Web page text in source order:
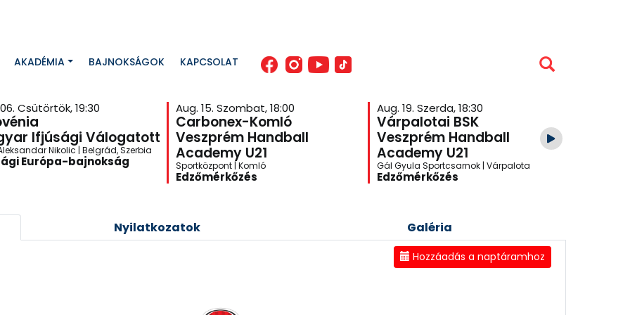
AKADÉMIA BAJNOKSÁGOK KAPCSOLAT
Csütörtök, 19:30
Ifjúsági Válogatott
Nikolic | Belgrád, Szerbia
Európa-bajnokság
Aug. 15. Szombat, 18:00
Carbonex-Komló
Veszprém Handball
Academy U21
Sportközpont | Komló
Edzőmérkőzés
Aug. 19. Szerda, 18:30
Várpalotai BSK
Veszprém Handball
Academy U21
Gál Gyula Sportcsarnok | Várpalota
Edzőmérkőzés
Nyilatkozatok Galéria
Hozzáadás a naptáramhoz